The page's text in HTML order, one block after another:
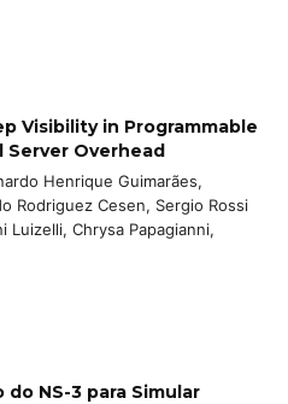
Visibility in Programmable
Server Overhead
Henrique Guimarães,
Rodriguez Cesen, Sergio Rossi
Luizelli, Chrysa Papagianni,
do NS-3 para Simular